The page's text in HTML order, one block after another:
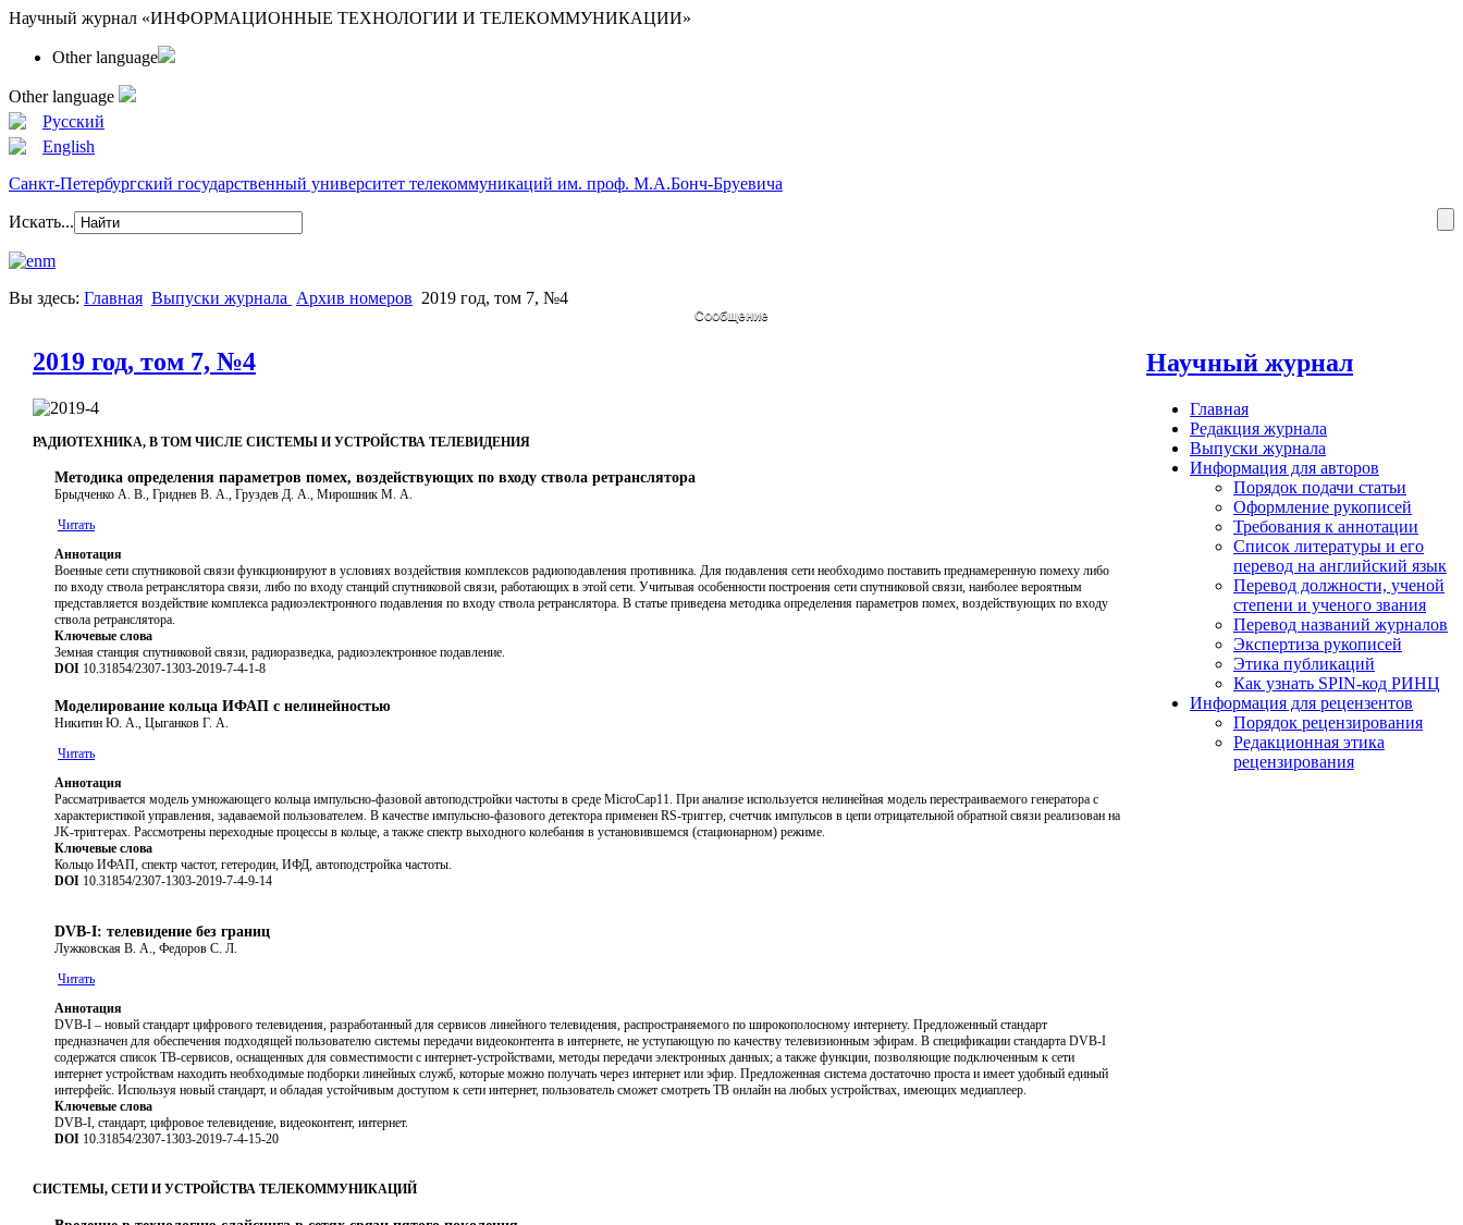
Научный журнал «ИНФОРМАЦИОННЫЕ ТЕХНОЛОГИИ И ТЕЛЕКОММУНИКАЦИИ»
Other language
Other language
Русский
English
Санкт-Петербургский государственный университет телекоммуникаций им. проф. М.А.Бонч-Бруевича
Искать...
Вы здесь: Главная Выпуски журнала Архив номеров 2019 год, том 7, №4
Сообщение
2019 год, том 7, №4
РАДИОТЕХНИКА, В ТОМ ЧИСЛЕ СИСТЕМЫ И УСТРОЙСТВА ТЕЛЕВИДЕНИЯ
Методика определения параметров помех, воздействующих по входу ствола ретранслятора
Брыдченко А. В., Гриднев В. А., Груздев Д. А., Мирошник М. А.
Читать
Аннотация
Военные сети спутниковой связи функционируют в условиях воздействия комплексов радиоподавления противника. Для подавления сети необходимо поставить преднамеренную помеху либо
по входу ствола ретранслятора связи, либо по входу станций спутниковой связи, работающих в этой сети. Учитывая особенности построения сети спутниковой связи, наиболее вероятным
представляется воздействие комплекса радиоэлектронного подавления по входу ствола ретранслятора. В статье приведена методика определения параметров помех, воздействующих по входу
ствола ретранслятора.
Ключевые слова
Земная станция спутниковой связи, радиоразведка, радиоэлектронное подавление.
DOI 10.31854/2307-1303-2019-7-4-1-8
Моделирование кольца ИФАП с нелинейностью
Никитин Ю. А., Цыганков Г. А.
Читать
Аннотация
Рассматривается модель умножающего кольца импульсно-фазовой автоподстройки частоты в среде MicroCap11. При анализе используется нелинейная модель перестраиваемого генератора с
характеристикой управления, задаваемой пользователем. В качестве импульсно-фазового детектора применен RS-триггер, счетчик импульсов в цепи отрицательной обратной связи реализован на
JK-триггерах. Рассмотрены переходные процессы в кольце, а также спектр выходного колебания в установившемся (стационарном) режиме.
Ключевые слова
Кольцо ИФАП, спектр частот, гетеродин, ИФД, автоподстройка частоты.
DOI 10.31854/2307-1303-2019-7-4-9-14
DVB-I: телевидение без границ
Лужковская В. А., Федоров С. Л.
Читать
Аннотация
DVB-I – новый стандарт цифрового телевидения, разработанный для сервисов линейного телевидения, распространяемого по широкополосному интернету. Предложенный стандарт
предназначен для обеспечения подходящей пользователю системы передачи видеоконтента в интернете, не уступающую по качеству телевизионным эфирам. В спецификации стандарта DVB-I
содержатся список ТВ-сервисов, оснащенных для совместимости с интернет-устройствами, методы передачи электронных данных; а также функции, позволяющие подключенным к сети
интернет устройствам находить необходимые подборки линейных служб, которые можно получать через интернет или эфир. Предложенная система достаточно проста и имеет удобный единый
интерфейс. Используя новый стандарт, и обладая устойчивым доступом к сети интернет, пользователь сможет смотреть ТВ онлайн на любых устройствах, имеющих медиаплеер.
Ключевые слова
DVB-I, стандарт, цифровое телевидение, видеоконтент, интернет.
DOI 10.31854/2307-1303-2019-7-4-15-20
СИСТЕМЫ, СЕТИ И УСТРОЙСТВА ТЕЛЕКОММУНИКАЦИЙ
Научный журнал
Главная
Редакция журнала
Выпуски журнала
Информация для авторов
Порядок подачи статьи
Оформление рукописей
Требования к аннотации
Cписок литературы и его
перевод на английский язык
Перевод должности, ученой
степени и ученого звания
Перевод названий журналов
Экспертиза рукописей
Этика публикаций
Как узнать SPIN-код РИНЦ
Информация для рецензентов
Порядок рецензирования
Редакционная этика
рецензирования